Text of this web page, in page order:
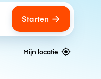
Starten
Mijn locatie